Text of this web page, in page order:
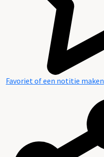
Favoriet of een notitie maken